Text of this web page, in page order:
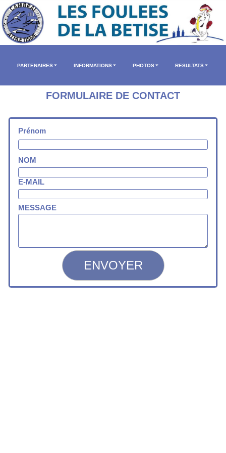
PARTENAIRES INFORMATIONS PHOTOS RESULTATS
FORMULAIRE DE CONTACT
Prénom
NOM
E-MAIL
MESSAGE
ENVOYER